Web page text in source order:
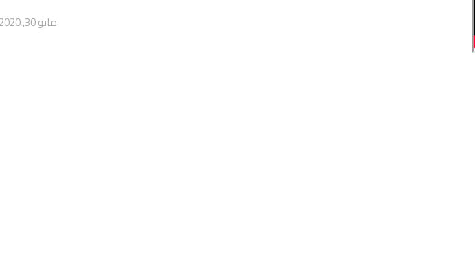
مايو 30, 2020